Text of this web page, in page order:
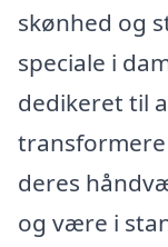
skønhed og
speciale i
dedikeret til
deres
og være i